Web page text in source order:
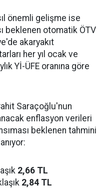
önemli gelişme ise
beklenen otomatik ÖTV
akaryakıt
her yıl ocak ve
Yİ-ÜFE oranına göre
Saraçoğlu'nun
enflasyon verileri
beklenen tahmini
2,66 TL
2,84 TL